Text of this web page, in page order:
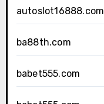
autoslot16888.com
ba88th.com
babet555.com